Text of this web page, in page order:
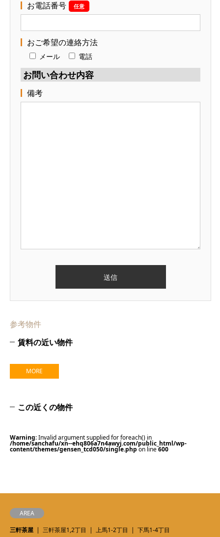
お電話番号 任意
おご希望の連絡方法
メール 電話
お問い合わせ内容
備考
参考物件
賃料の近い物件
MORE
この近くの物件
Warning: Invalid argument supplied for foreach() in
/home/sanchafu/xn--ehq806a7n4awyj.com/public_html/wp-
content/themes/gensen_tcd050/single.php on line600
AREA
三軒茶屋
三軒茶屋1,2丁目 上馬1-2丁目
下馬1-4丁目